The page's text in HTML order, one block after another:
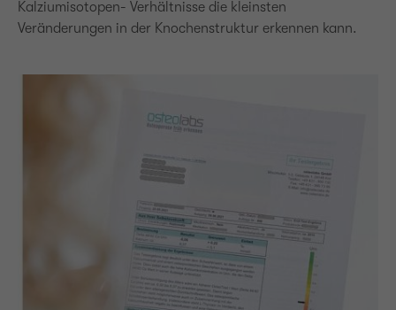
Kalziumisotopen- Verhältnisse die kleinsten
Veränderungen in der Knochenstruktur erkennen kann.